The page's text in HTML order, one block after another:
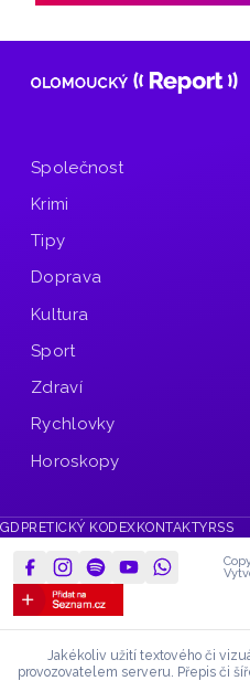
Společnost
Krimi
Tipy
Doprava
Kultura
Sport
Zdraví
Rychlovky
Horoskopy
GDPR ETICKÝ KODEXKONTAKTYRSS
Jakékoliv užití textového či
provozovatelem serveru. Přepis či